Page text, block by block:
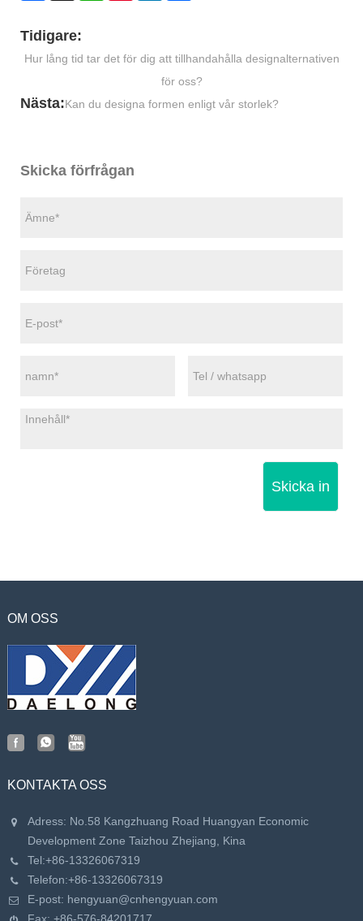
Tidigare:
Hur lång tid tar det för dig att tillhandahålla designalternativen
för oss?
Nästa:Kan du designa formen enligt vår storlek?
Skicka förfrågan
Skicka in
OM OSS
KONTAKTA OSS
Adress: No.58 Kangzhuang Road Huangyan Economic
Development Zone Taizhou Zhejiang, Kina
Tel:+86-13326067319
Telefon:+86-13326067319
E-post: hengyuan@cnhengyuan.com